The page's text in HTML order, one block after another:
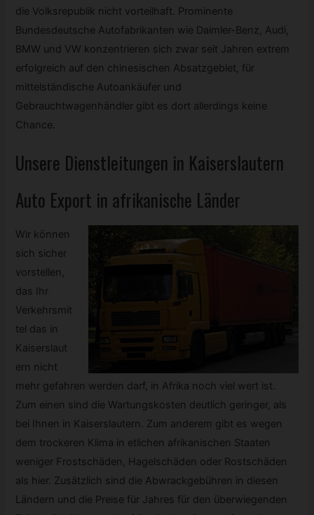
die Volksrepublik nicht vorteilhaft. Prominente
Bundesdeutsche Autofabrikanten wie Daimler-Benz, Audi,
BMW und VW konzentrieren sich zwar seit Jahren extrem
erfolgreich auf den chinesischen Absatzgebiet, für
mittelständische Autoankäufer und
Gebrauchtwagenhändler gibt es dort allerdings keine
Chance.
Unsere Dienstleitungen in Kaiserslautern
Auto Export in afrikanische Länder
Wir können
sich sicher
vorstellen,
das Ihr
Verkehrsmit
tel das in
Kaiserslaut
ern nicht
mehr gefahren werden darf, in Afrika noch viel wert ist.
Zum einen sind die Wartungskosten deutlich geringer, als
bei Ihnen in Kaiserslautern. Zum anderem gibt es wegen
dem trockeren Klima in etlichen afrikanischen Staaten
weniger Frostschäden, Hagelschäden oder Rostschäden
als hier. Zusätzlich sind die Abwrackgebühren in diesen
Ländern und die Preise für Jahres für den überwiegenden